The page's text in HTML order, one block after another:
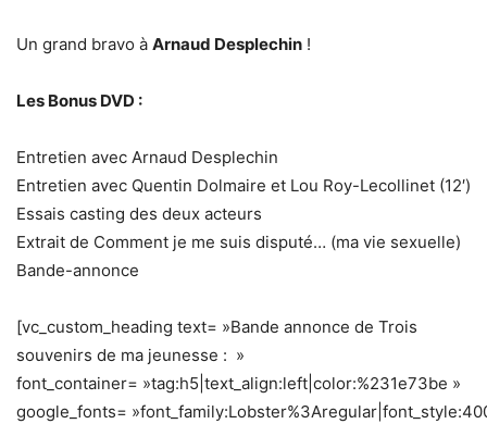
Un grand bravo à Arnaud Desplechin !
Les Bonus DVD :
Entretien avec Arnaud Desplechin
Entretien avec Quentin Dolmaire et Lou Roy-Lecollinet (12′)
Essais casting des deux acteurs
Extrait de Comment je me suis disputé… (ma vie sexuelle)
Bande-annonce
[vc_custom_heading text= »Bande annonce de Trois
souvenirs de ma jeunesse : »
font_container= »tag:h5|text_align:left|color:%231e73be »
google_fonts=